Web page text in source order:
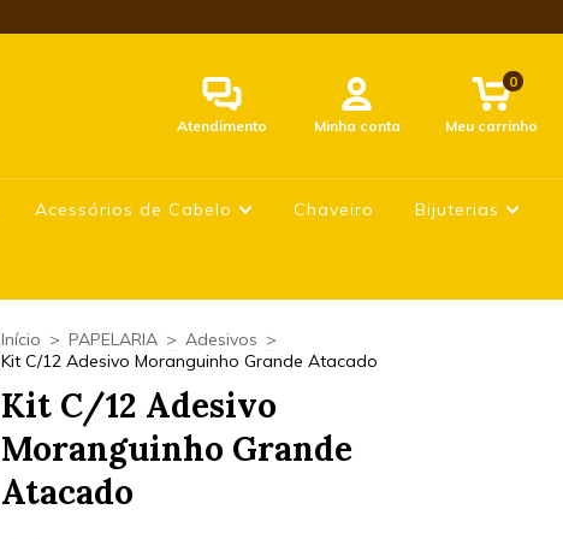
Atendimento Minha conta Meu carrinho
0
Acessórios de Cabelo Chaveiro Bijuterias
Início > PAPELARIA > Adesivos >
Kit C/12 Adesivo Moranguinho Grande Atacado
Kit C/12 Adesivo
Moranguinho Grande
Atacado